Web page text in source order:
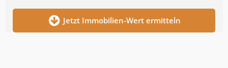
Jetzt Immobilien-Wert ermitteln